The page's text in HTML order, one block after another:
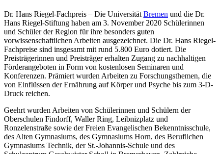
Dr. Hans Riegel-Fachpreis – Die Universität Bremen und die Dr.
Hans Riegel-Stiftung haben am 3. November 2020 Schülerinnen
und Schüler der Region für ihre besonders guten
vorwissenschaftlichen Arbeiten ausgezeichnet. Die Dr. Hans Riegel-
Fachpreise sind insgesamt mit rund 5.800 Euro dotiert. Die
Preisträgerinnen und Preisträger erhalten Zugang zu nachhaltigen
Förderangeboten in Form von kostenlosen Seminaren und
Konferenzen. Prämiert wurden Arbeiten zu Forschungsthemen, die
von Einflüssen der Ernährung auf Körper und Psyche bis zum 3-D-
Druck reichen.
Geehrt wurden Arbeiten von Schülerinnen und Schülern der
Oberschulen Findorff, Waller Ring, Leibnizplatz und
Ronzelenstraße sowie der Freien Evangelischen Bekenntnisschule,
des Alten Gymnasiums, des Gymnasiums Horn, des Beruflichen
Gymnasiums Technik, der St.-Johannis-Schule und des